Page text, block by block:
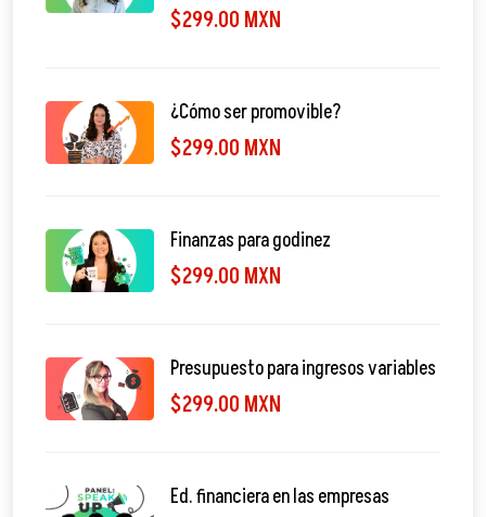
$299.00 MXN
¿Cómo ser promovible?
$299.00 MXN
Finanzas para godinez
$299.00 MXN
Presupuesto para ingresos variables
$299.00 MXN
Ed. financiera en las empresas